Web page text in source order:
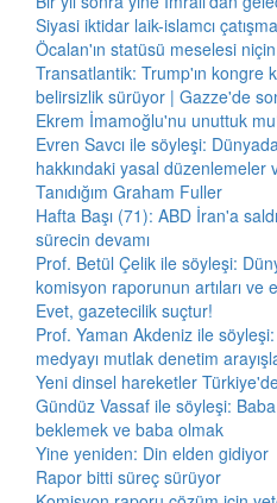
Siyasi iktidar laik-islamcı
Öcalan'ın statüsü meselesi
Transatlantik: Trump'ın kongre
belirsizlik sürüyor | Gazze'de
Ekrem İmamoğlu'nu unuttuk
Evren Savcı ile söyleşi:
hakkındaki yasal düzenlemeler
Tanıdığım Graham Fuller
Hafta Başı (71): ABD İran'a
sürecin devamı
Prof. Betül Çelik ile söyleşi:
komisyon raporunun artıları ve
Evet, gazetecilik suçtur!
Prof. Yaman Akdeniz ile
medyayı mutlak denetim
Yeni dinsel hareketler
Gündüz Vassaf ile söyleşi:
beklemek ve baba olmak
Yine yeniden: Din elden gidiyor
Rapor bitti süreç sürüyor